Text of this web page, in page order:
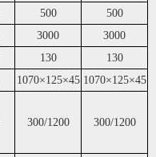
500
500
3000
3000
130
130
1070×125×45 1070×125×45
300/1200 300/1200